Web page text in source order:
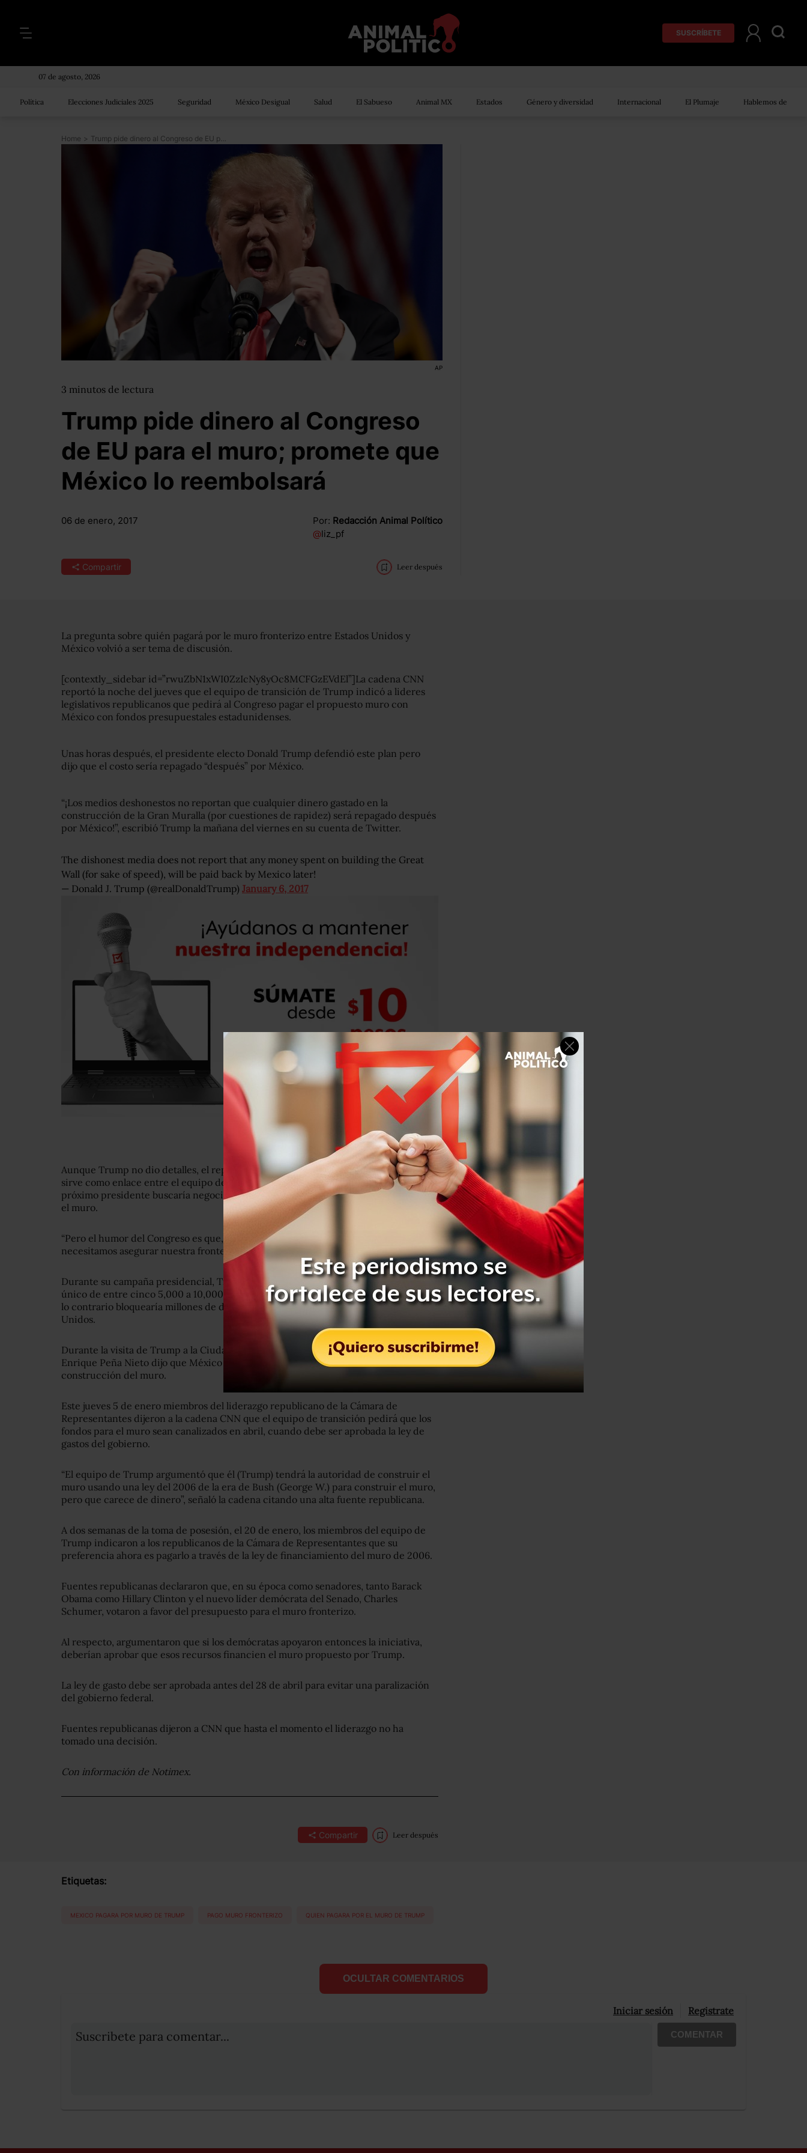
SUSCRÍBETE
07 de agosto, 2026
Política Elecciones Judiciales 2025 Seguridad México Desigual Salud El Sabueso Animal MX Estados Género y diversidad Internacional El Plumaje Hablemos de
Home > Trump pide dinero al Congreso de EU para el muro; promete que México lo reembolsará
AP
3 minutos de lectura
Trump pide dinero al Congreso
de EU para el muro; promete que
México lo reembolsará
06 de enero, 2017 Por: Redacción Animal Político
@liz_pf
Compartir Leer después
La pregunta sobre quién pagará por le muro fronterizo entre Estados Unidos y
México volvió a ser tema de discusión.
[contextly_sidebar id=”rwuZbN1xWI0ZzIcNy8yOc8MCFGzEVdEl”]La cadena CNN
reportó la noche del jueves que el equipo de transición de Trump indicó a lideres
legislativos republicanos que pedirá al Congreso pagar el propuesto muro con
México con fondos presupuestales estadunidenses.
Unas horas después, el presidente electo Donald Trump defendió este plan pero
dijo que el costo sería repagado “después” por México.
“¡Los medios deshonestos no reportan que cualquier dinero gastado en la
construcción de la Gran Muralla (por cuestiones de rapidez) será repagado después
por México!”, escribió Trump la mañana del viernes en su cuenta de Twitter.
The dishonest media does not report that any money spent on building the Great
Wall (for sake of speed), will be paid back by Mexico later!
— Donald J. Trump (@realDonaldTrump) January 6, 2017
Aunque Trump no dio detalles, el representante republicano Chris Smith, quien
sirve como enlace entre el equipo de transición y el Congreso, sugirió que el
próximo presidente buscaría negociar con México si están dispuestos o no a pagar
el muro.
“Pero el humor del Congreso es que, independientemente de lo que resulte,
necesitamos asegurar nuestra frontera”, dijo a CNN.
Durante su campaña presidencial, Trump indicó que pediría a México un pago
único de entre cinco 5,000 a 10,000 millones de dólares por el muro fronterizo, o de
lo contrario bloquearía millones de dólares en remesas de mexicanos en Estados
Unidos.
Durante la visita de Trump a la Ciudad de México en agosto de 2016, el presidente
Enrique Peña Nieto dijo que México bajo ninguna circunstancia pagaría por la
construcción del muro.
Este jueves 5 de enero miembros del liderazgo republicano de la Cámara de
Representantes dijeron a la cadena CNN que el equipo de transición pedirá que los
fondos para el muro sean canalizados en abril, cuando debe ser aprobada la ley de
gastos del gobierno.
“El equipo de Trump argumentó que él (Trump) tendrá la autoridad de construir el
muro usando una ley del 2006 de la era de Bush (George W.) para construir el muro,
pero que carece de dinero”, señaló la cadena citando una alta fuente republicana.
A dos semanas de la toma de posesión, el 20 de enero, los miembros del equipo de
Trump indicaron a los republicanos de la Cámara de Representantes que su
preferencia ahora es pagarlo a través de la ley de financiamiento del muro de 2006.
Fuentes republicanas declararon que, en su época como senadores, tanto Barack
Obama como Hillary Clinton y el nuevo líder demócrata del Senado, Charles
Schumer, votaron a favor del presupuesto para el muro fronterizo.
Al respecto, argumentaron que si los demócratas apoyaron entonces la iniciativa,
deberían aprobar que esos recursos financien el muro propuesto por Trump.
La ley de gasto debe ser aprobada antes del 28 de abril para evitar una paralización
del gobierno federal.
Fuentes republicanas dijeron a CNN que hasta el momento el liderazgo no ha
tomado una decisión.
Con información de Notimex.
Compartir Leer después
Etiquetas:
MEXICO PAGARA POR MURO DE TRUMP PAGO MURO FRONTERIZO QUIEN PAGARA POR EL MURO DE TRUMP
OCULTAR COMENTARIOS
Iniciar sesión Registrate
Suscribete para comentar... COMENTAR